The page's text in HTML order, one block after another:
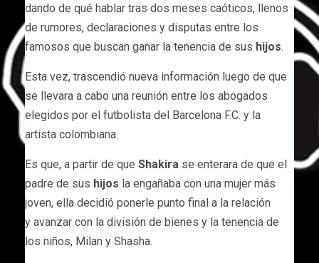
dando de qué hablar tras dos meses caóticos, llenos
de rumores, declaraciones y disputas entre los
famosos que buscan ganar la tenencia de sus hijos.
Esta vez, trascendió nueva información luego de que
se llevara a cabo una reunión entre los abogados
elegidos por el futbolista del Barcelona F.C. y la
artista colombiana.
Es que, a partir de que Shakira se enterara de que el
padre de sus hijos la engañaba con una mujer más
joven, ella decidió ponerle punto final a la relación
y avanzar con la división de bienes y la tenencia de
los niños, Milan y Shasha.